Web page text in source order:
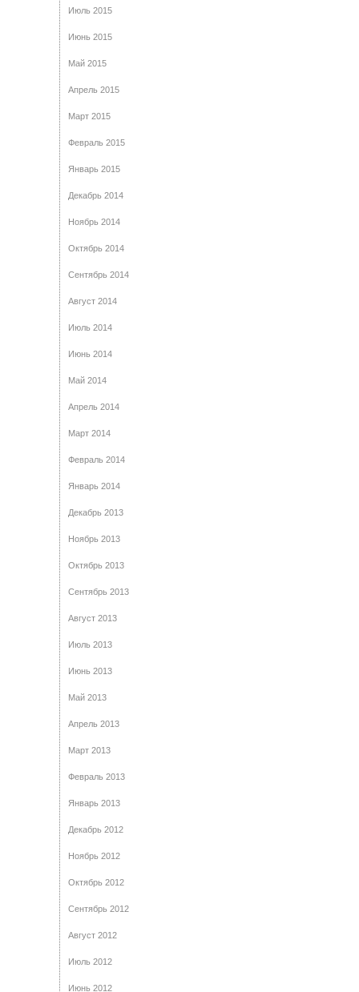
Июль 2015
Июнь 2015
Май 2015
Апрель 2015
Март 2015
Февраль 2015
Январь 2015
Декабрь 2014
Ноябрь 2014
Октябрь 2014
Сентябрь 2014
Август 2014
Июль 2014
Июнь 2014
Май 2014
Апрель 2014
Март 2014
Февраль 2014
Январь 2014
Декабрь 2013
Ноябрь 2013
Октябрь 2013
Сентябрь 2013
Август 2013
Июль 2013
Июнь 2013
Май 2013
Апрель 2013
Март 2013
Февраль 2013
Январь 2013
Декабрь 2012
Ноябрь 2012
Октябрь 2012
Сентябрь 2012
Август 2012
Июль 2012
Июнь 2012